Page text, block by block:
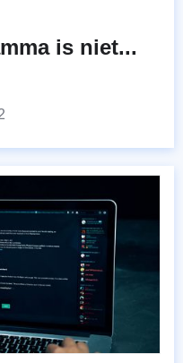
is niet...